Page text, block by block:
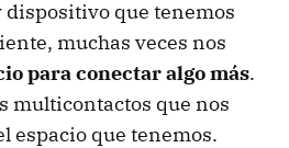
dispositivo que tenemos
muchas veces nos
para conectar algo más.
multicontactos que nos
espacio que tenemos.